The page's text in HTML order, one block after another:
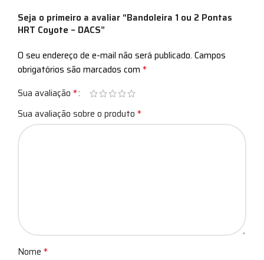
Seja o primeiro a avaliar “Bandoleira 1 ou 2 Pontas
HRT Coyote – DACS”
O seu endereço de e-mail não será publicado. Campos
obrigatórios são marcados com *
Sua avaliação *
Sua avaliação sobre o produto *
Nome *